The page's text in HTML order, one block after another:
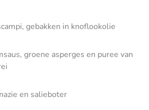
gebakken in knoflookolie
groene asperges en puree van
en salieboter